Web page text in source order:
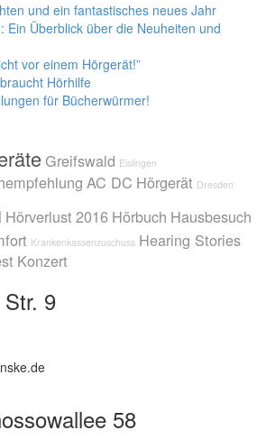
und ein fantastisches neues Jahr
Ein Überblick über die Neuheiten und
vor einem Hörgerät!”
Hörhilfe
für Bücherwürmer!
Greifswald Eislingen
AC DC Hörgerät Dresden
Hörverlust 2016 Hörbuch Hausbesuch
Krankenkassenzuschuss Hearing Stories
Konzert
9
58